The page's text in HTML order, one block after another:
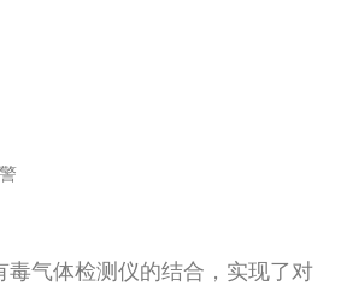
毒气体检测仪的结合，实现了对